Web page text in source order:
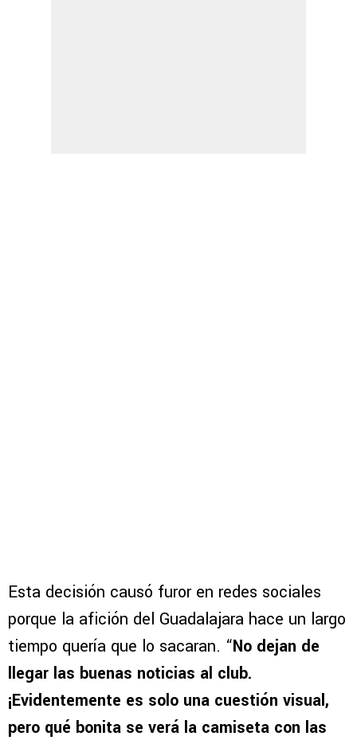
Esta decisión causó furor en redes sociales
porque la afición del Guadalajara hace un largo
tiempo quería que lo sacaran. “No dejan de
llegar las buenas noticias al club.
¡Evidentemente es solo una cuestión visual,
pero qué bonita se verá la camiseta con las